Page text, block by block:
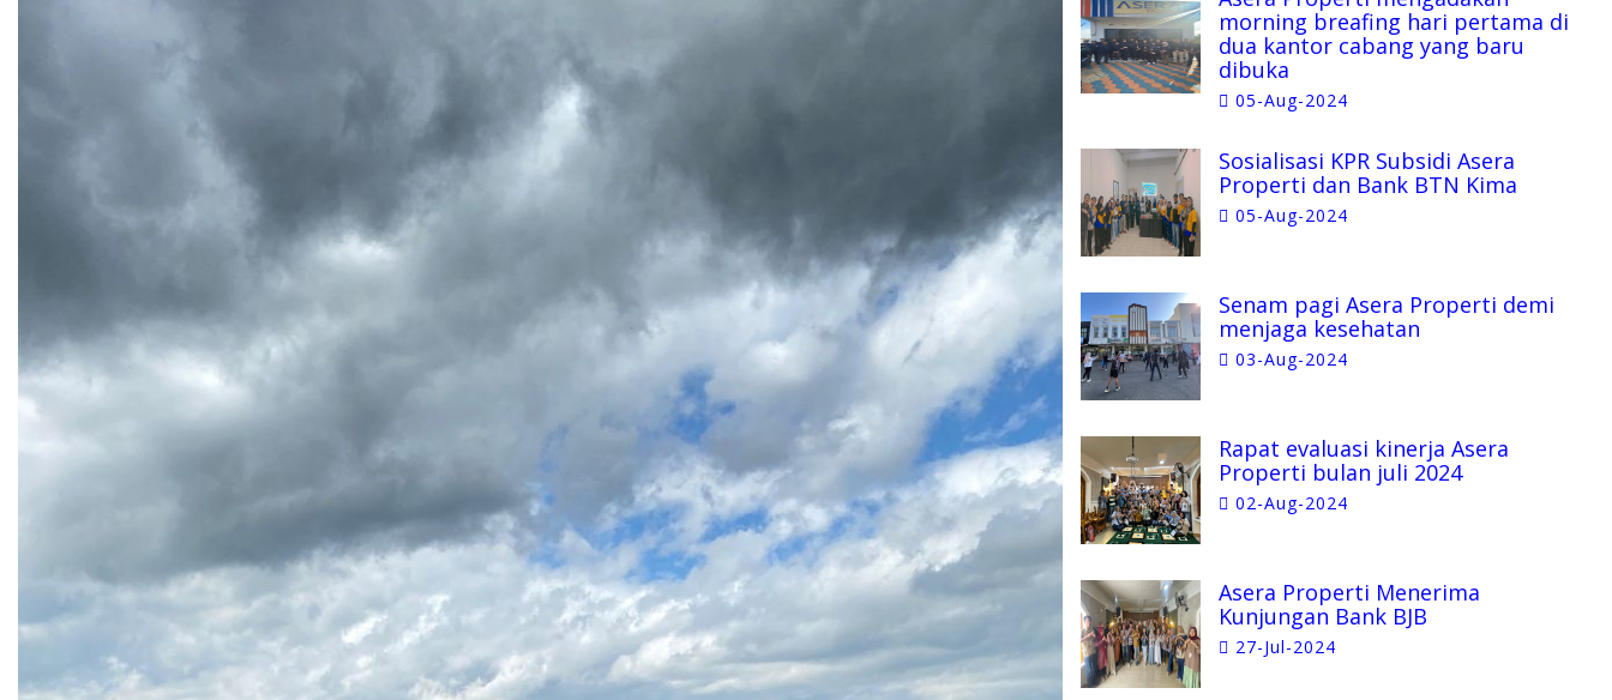
morning breafing hari pertama di
dua kantor cabang yang baru
dibuka
05-Aug-2024
Sosialisasi KPR Subsidi Asera
Properti dan Bank BTN Kima
05-Aug-2024
Senam pagi Asera Properti demi
menjaga kesehatan
03-Aug-2024
Rapat evaluasi kinerja Asera
Properti bulan juli 2024
02-Aug-2024
Asera Properti Menerima
Kunjungan Bank BJB
27-Jul-2024